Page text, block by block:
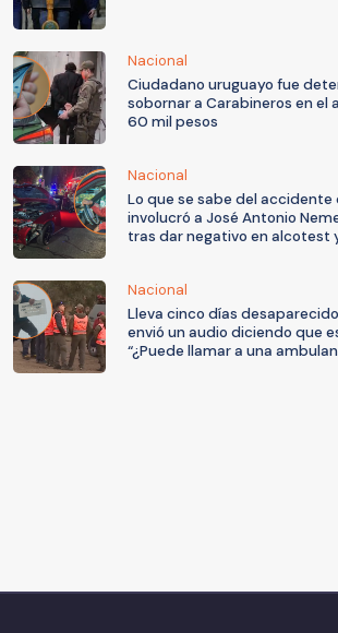
Nacional
Ciudadano uruguayo fue
sobornar a Carabineros en el
60 mil pesos
Nacional
Lo que se sabe del
involucró a José Antonio
tras dar negativo en alcotest
Nacional
Lleva cinco días
envió un audio diciendo que
“¿Puede llamar a una